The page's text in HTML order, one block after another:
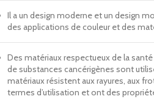
Il a un design moderne et un design
des applications de couleur et des
Des matériaux respectueux de la
de substances cancérigènes sont
matériaux résistent aux rayures, aux
termes d’utilisation et ont des